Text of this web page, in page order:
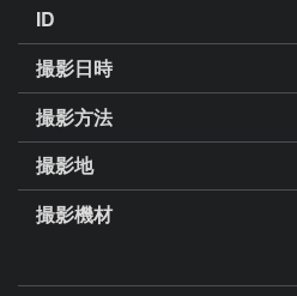
ID
撮影日時
撮影方法
撮影地
撮影機材